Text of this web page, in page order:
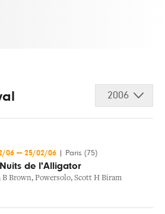
2006
06 — 25/02/06 Paris (75)
Nuits de l'Alligator
B Brown, Powersolo, Scott H Biram